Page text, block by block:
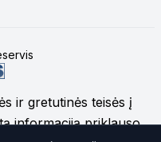
ir gretutinės teisės į
informaciją priklauso